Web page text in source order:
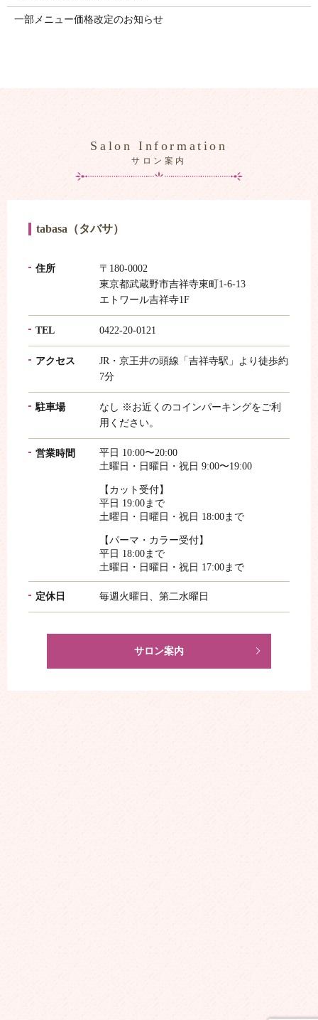
一部メニュー価格改定のお知らせ
Salon Information
サロン案内
tabasa（タバサ）
住所
〒180-0002
東京都武蔵野市吉祥寺東町1-6-13
エトワール吉祥寺1F
TEL 0422-20-0121
アクセス
JR・京王井の頭線「吉祥寺駅」より徒歩約
7分
駐車場
なし ※お近くのコインパーキングをご利
用ください。
営業時間
平日 10:00〜20:00
土曜日・日曜日・祝日 9:00〜19:00
【カット受付】
平日 19:00まで
土曜日・日曜日・祝日 18:00まで
【パーマ・カラー受付】
平日 18:00まで
土曜日・日曜日・祝日 17:00まで
定休日 毎週火曜日、第二水曜日
サロン案内